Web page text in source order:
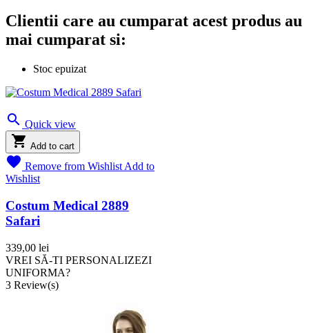
Clientii care au cumparat acest produs au
mai cumparat si:
Stoc epuizat
 Quick view
 Add to cart
 Remove from Wishlist Add to
Wishlist
Costum Medical 2889
Safari
339,00 lei
VREI SĂ-TI PERSONALIZEZI
UNIFORMA?
3 Review(s)